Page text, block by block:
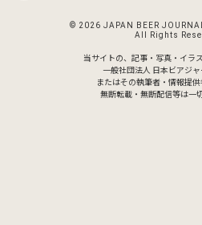
© 2026 JAPAN BEER
All Rights
当サイトの、記事・写真・イラ
一般社団法人 日本ビアジ
またはその執筆者・情報提供
無断転載・無断配信等は一